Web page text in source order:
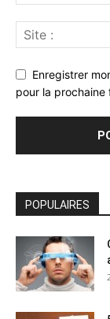
Enregistrer
pour la prochaine
POPULAIRES